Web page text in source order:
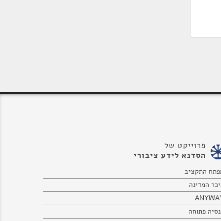
פרוייקט של
הסדנא לידע ציבורי
התקציב
המדינה
פתוחה